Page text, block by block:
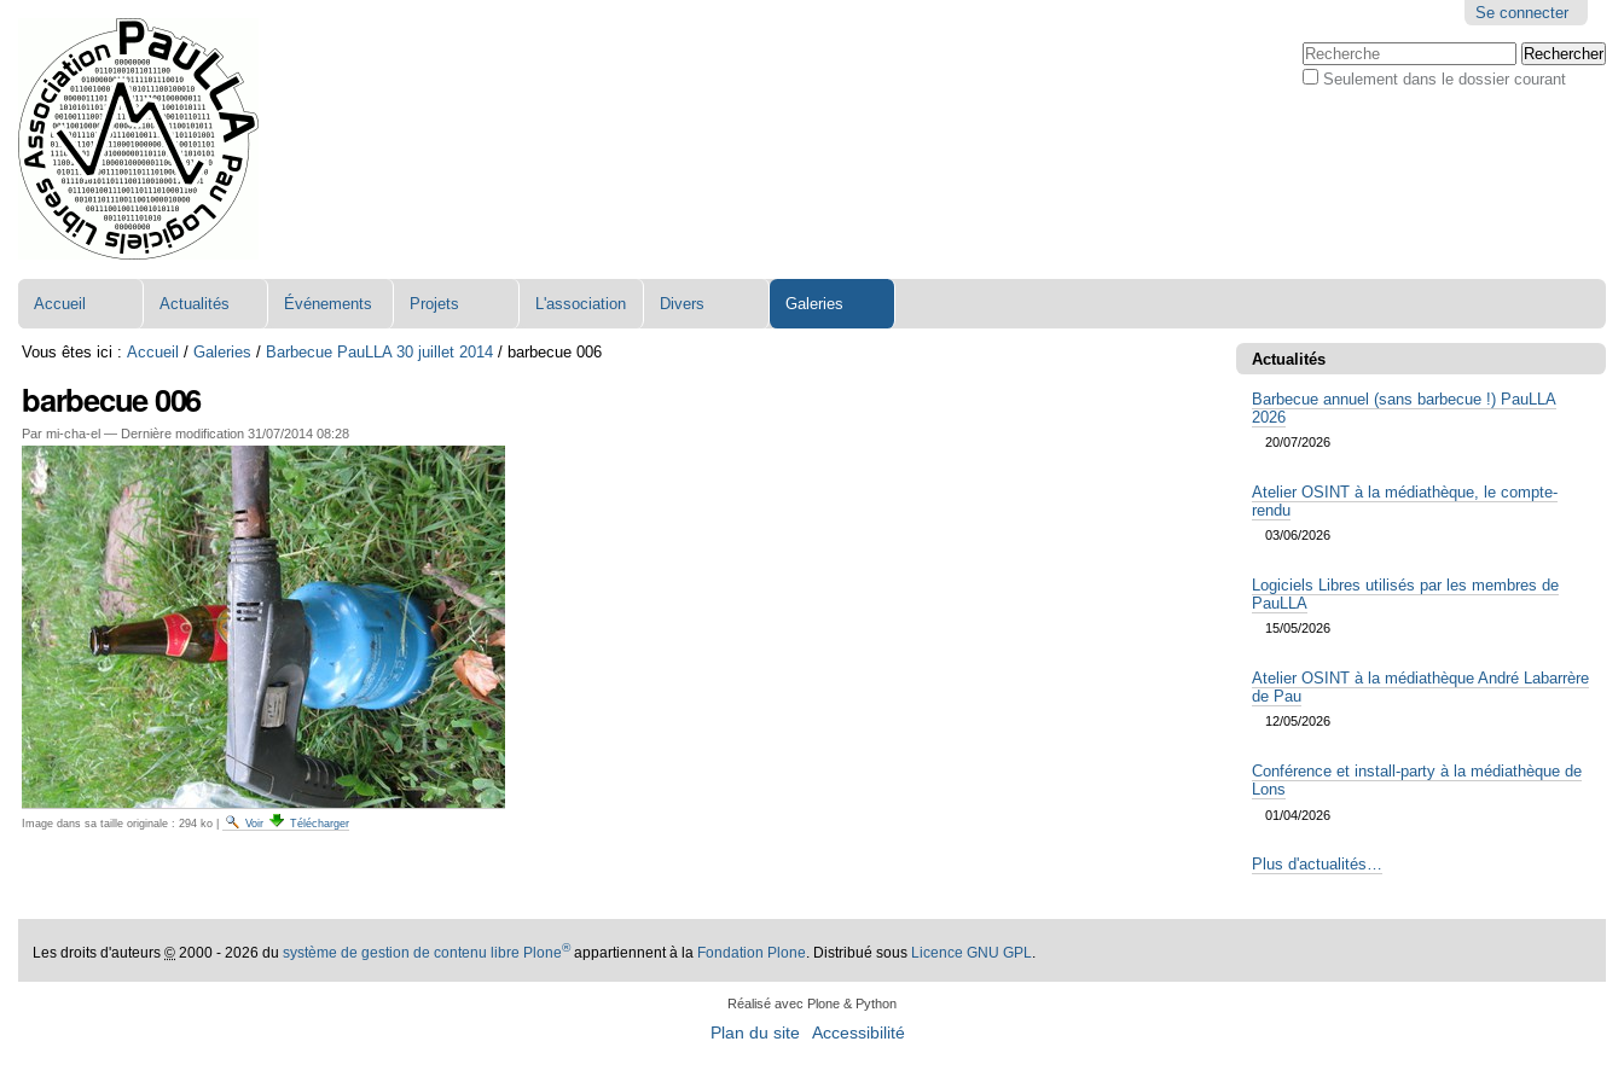
contenu.
Aller
à
la
navigation
personnels
Se connecter
Chercher par
Seulement dans le dossier courant
Accueil Actualités Événements Projets L'association Divers Galeries
Vous êtes ici : Accueil /Galeries / Barbecue PauLLA 30 juillet 2014 / barbecue 006
barbecue 006
Par mi-cha-el — Dernière modification 31/07/2014 08:28
Image dans sa taille originale : 294 ko Voir Télécharger
Actualités
Barbecue annuel (sans barbecue !) PauLLA
2026
20/07/2026
Atelier OSINT à la médiathèque, le compte-
rendu
03/06/2026
Logiciels Libres utilisés par les membres de
PauLLA
15/05/2026
Atelier OSINT à la médiathèque André Labarrère
de Pau
12/05/2026
Conférence et install-party à la médiathèque de
Lons
01/04/2026
Plus d'actualités…
Les droits d'auteurs© 2000 - 2026 dusystème de gestion de contenu libre Plone®appartiennent à la Fondation Plone . Distribué sous Licence GNU GPL
Réalisé avec Plone & Python
Plan du site Accessibilité